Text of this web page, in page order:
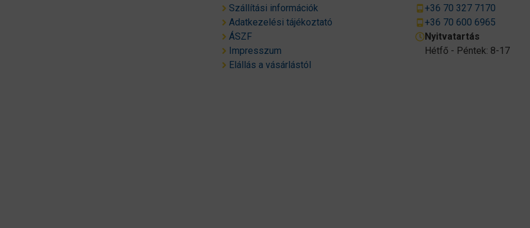
Szállítási információk
Adatkezelési tájékoztató
ÁSZF
Impresszum
Elállás a vásárlástól
+36 70 327 7170
+36 70 600 6965
Nyitvatartás
Hétfő - Péntek: 8-17